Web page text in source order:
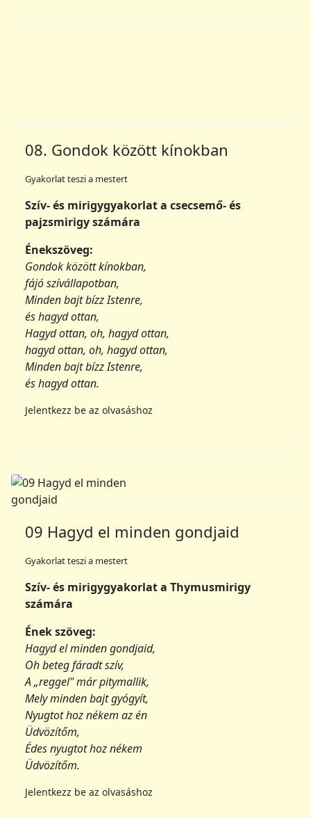
pajzsmirigy számára
Énekszöveg:
fájó szívállapotban,
Minden bajt bízz Istenre,
és hagyd ottan,
Hagyd ottan, oh, hagyd ottan,
hagyd ottan, oh, hagyd ottan,
Minden bajt bízz Istenre,
és hagyd ottan.
Jelentkezz be az olvasáshoz
Gyakorlat teszi a mestert
számára
Ének szöveg:
Oh beteg fáradt szív,
A „reggel" már pitymallik,
Mely minden bajt gyógyít,
Nyugtot hoz nékem az én
Üdvözítőm,
Édes nyugtot hoz nékem
Üdvözítőm.
Jelentkezz be az olvasáshoz